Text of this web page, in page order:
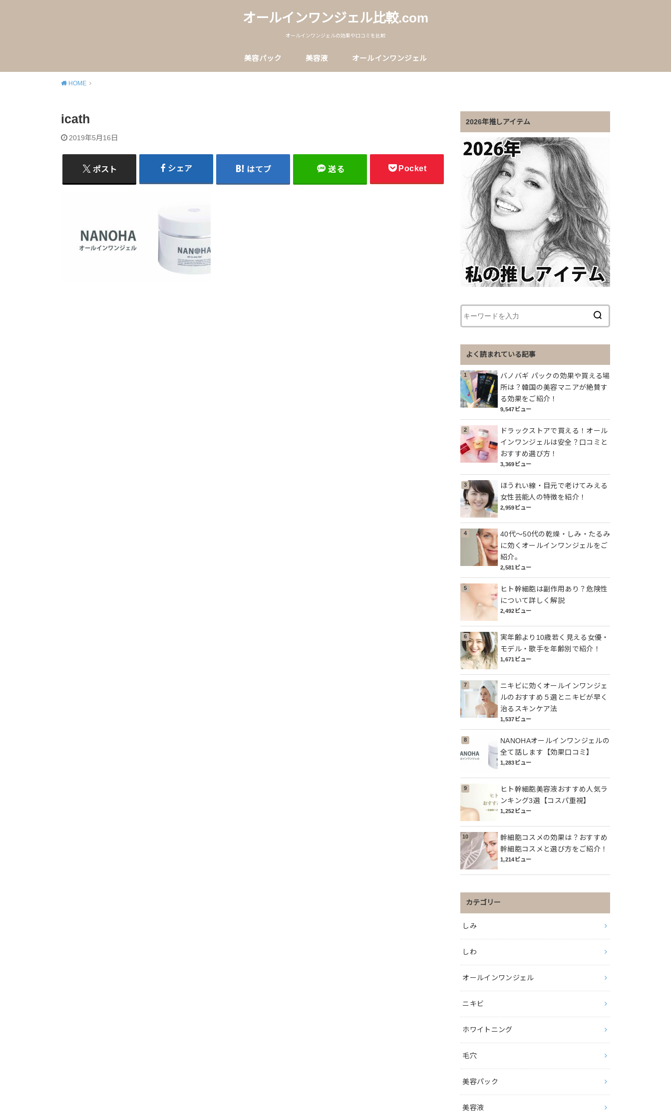
オールインワンジェル比較.com
オールインワンジェルの効果や口コミを比較
美容パック 美容液 オールインワンジェル
HOME
icath
2019年5月16日
ポスト シェア はてブ 送る Pocket
2026年推しアイテム
よく読まれている記事
バノバギ パックの効果や買える場
所は？韓国の美容マニアが絶賛す
る効果をご紹介！
9,547ビュー
ドラックストアで買える！オール
インワンジェルは安全？口コミと
おすすめ選び方！
3,369ビュー
ほうれい線・目元で老けてみえる
女性芸能人の特徴を紹介！
2,959ビュー
40代～50代の乾燥・しみ・たるみ
に効くオールインワンジェルをご
紹介。
2,581ビュー
ヒト幹細胞は副作用あり？危険性
について詳しく解説
2,492ビュー
実年齢より10歳若く見える女優・
モデル・歌手を年齢別で紹介！
1,671ビュー
ニキビに効くオールインワンジェ
ルのおすすめ５選とニキビが早く
治るスキンケア法
1,537ビュー
NANOHAオールインワンジェルの
全て話します【効果口コミ】
1,283ビュー
ヒト幹細胞美容液おすすめ人気ラ
ンキング3選【コスパ重視】
1,252ビュー
幹細胞コスメの効果は？おすすめ
幹細胞コスメと選び方をご紹介！
1,214ビュー
カテゴリー
しみ
しわ
オールインワンジェル
ニキビ
ホワイトニング
毛穴
美容パック
美容液